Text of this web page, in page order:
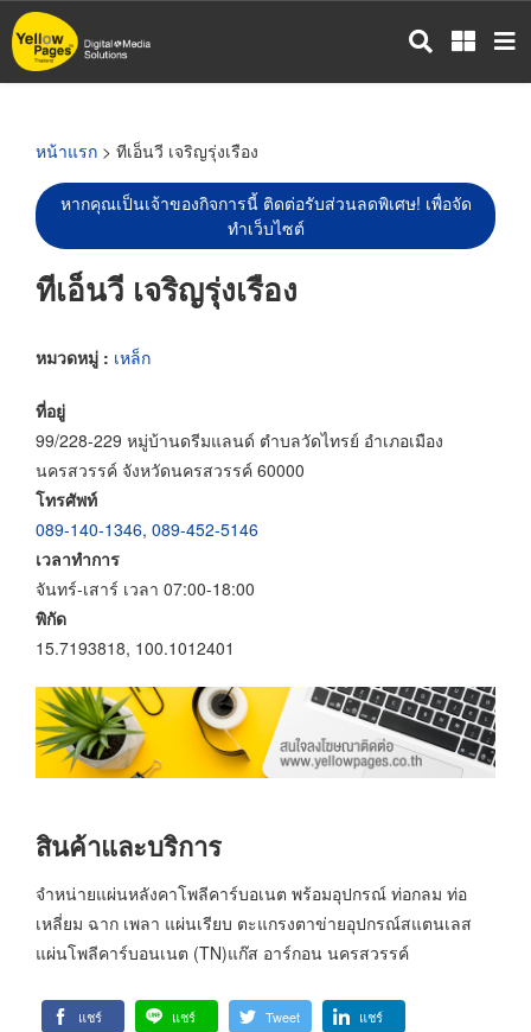
ข้าม
ไป
หน้าแรก > ทีเอ็นวี เจริญรุ่งเรือง
หากคุณเป็นเจ้าของกิจการนี้ ติดต่อรับส่วนลดพิเศษ! เพื่อจัด
ทำเว็บไซต์
ทีเอ็นวี เจริญรุ่งเรือง
หมวดหมู่ : เหล็ก
ที่อยู่
99/228-229 หมู่บ้านดรีมแลนด์ ตำบลวัดไทรย์ อำเภอเมือง
นครสวรรค์ จังหวัดนครสวรรค์ 60000
โทรศัพท์
089-140-1346, 089-452-5146
เวลาทำการ
จันทร์-เสาร์ เวลา 07:00-18:00
พิกัด
15.7193818, 100.1012401
สินค้าและบริการ
จำหน่ายแผ่นหลังคาโพลีคาร์บอเนต พร้อมอุปกรณ์ ท่อกลม ท่อ
เหลี่ยม ฉาก เพลา แผ่นเรียบ ตะแกรงตาข่ายอุปกรณ์สแตนเลส
แผ่นโพลีคาร์บอนเนต (TN)แก๊ส อาร์กอน นครสวรรค์
แชร์ แชร์ Tweet แชร์